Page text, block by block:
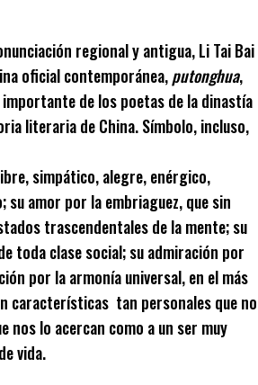
regional y antigua, Li Tai Bai
oficial contemporánea,putonghua,
importante de los poetas de la dinastía
literaria de China. Símbolo, incluso,
simpático, alegre, enérgico,
su amor por la embriaguez, que sin
trascendentales de la mente; su
toda clase social; su admiración por
por la armonía universal, en el más
características tan personales que no
nos lo acercan como a un ser muy
vida.